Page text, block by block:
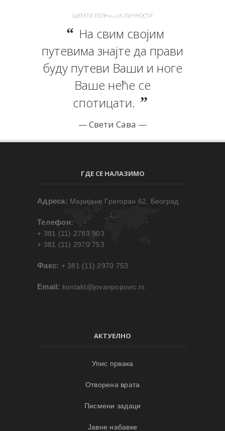
ЦИТАТИ ПОЗНАТИХ ЛИЧНОСТИ
На свим својим
путевима знајте да прави
буду путеви Ваши и ноге
Ваше неће се
спотицати.
Свети Сава
ГДЕ СЕ НАЛАЗИМО
Адреса: Маријане Грегоран 62, Београд
Телефон:
+ 381 (11) 2783 903
+ 381 (11) 2970 753
Факс: + 381 (11) 2970 753
Email: kontakt@jovanpopovic.rs
АКТУЕЛНО
Упис првака
Отворена врата
Писмени задаци
Јавне набавке